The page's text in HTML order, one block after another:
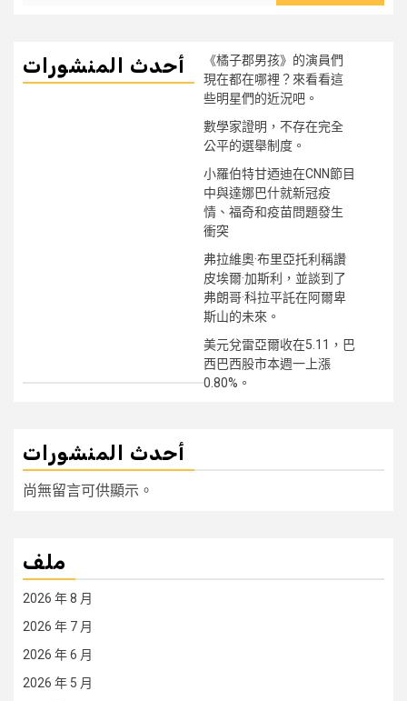
أحدث المنشورات
《橘子郡男孩》的演員們
現在都在哪裡？來看看這
些明星們的近況吧。
數學家證明，不存在完全
公平的選舉制度。
小羅伯特甘迺迪在CNN節目
中與達娜巴什就新冠疫
情、福奇和疫苗問題發生
衝突
弗拉維奧·布里亞托利稱讚
皮埃爾·加斯利，並談到了
弗朗哥·科拉平託在阿爾卑
斯山的未來。
美元兌雷亞爾收在5.11，巴
西巴西股市本週一上漲
0.80%。
أحدث المنشورات
尚無留言可供顯示。
ملف
2026 年 8 月
2026 年 7 月
2026 年 6 月
2026 年 5 月